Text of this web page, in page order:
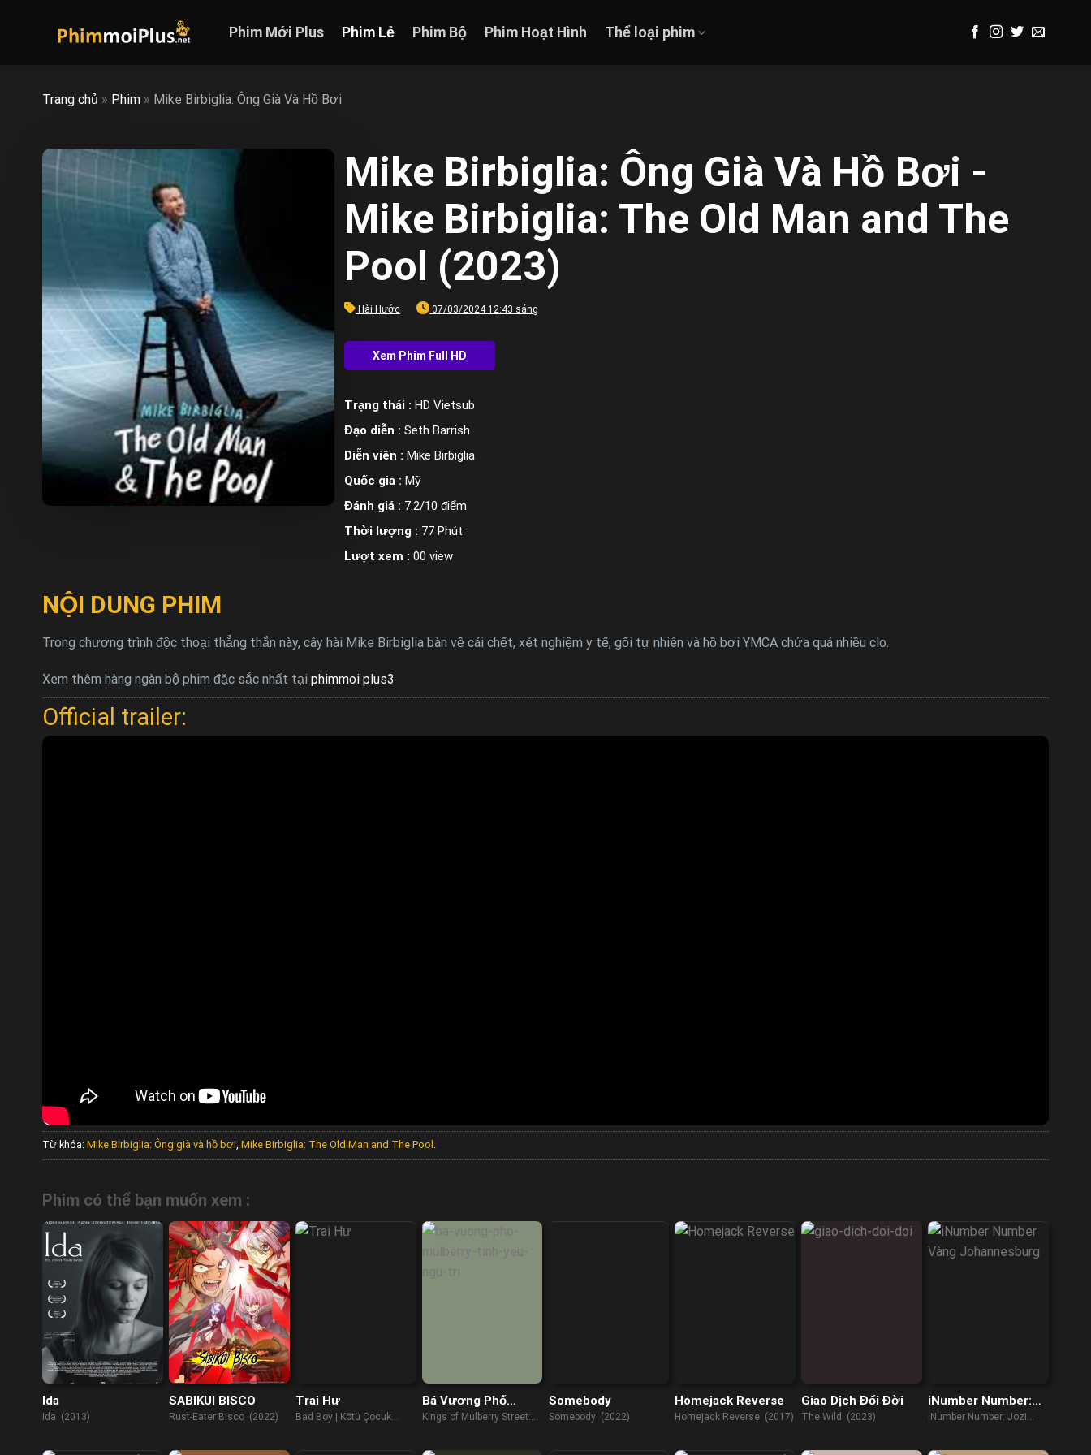
Phim Mới Plus Phim Lẻ Phim Bộ Phim Hoạt Hình Thể loại phim
Trang chủ » Phim » Mike Birbiglia: Ông Già Và Hồ Bơi
Mike Birbiglia: Ông Già Và Hồ Bơi -
Mike Birbiglia: The Old Man and The
Pool (2023)
Hài Hước 07/03/2024 12:43 sáng
Trạng thái : HD Vietsub
Đạo diễn : Seth Barrish
Diễn viên : Mike Birbiglia
Quốc gia : Mỹ
Đánh giá : 7.2/10 điểm
Thời lượng : 77 Phút
Lượt xem : 00 view
NỘI DUNG PHIM
Trong chương trình độc thoại thẳng thắn này, cây hài Mike Birbiglia bàn về cái chết, xét nghiệm y tế, gối tự nhiên và hồ bơi YMCA chứa quá nhiều clo.
Xem thêm hàng ngàn bộ phim đặc sắc nhất tại phimmoi plus3
Official trailer:
Từ khóa: Mike Birbiglia: Ông già và hồ bơi Mike Birbiglia: The Old Man and The Pool
Phim có thể bạn muốn xem :
Ida
Ida (2013)
SABIKUI BISCO
Rust-Eater Bisco (2022)
Trai Hư
Bad Boy | Kötü Çocuk
Bá Vương Phố
Mulberry: Tình Yêu
Kings of Mulberry Street:
Somebody
Somebody (2022)
Homejack Reverse
Homejack Reverse (2017)
Giao Dịch Đổi Đời
The Wild (2023)
iNumber Number:
Vàng Johannesburg
iNumber Number: Jozi